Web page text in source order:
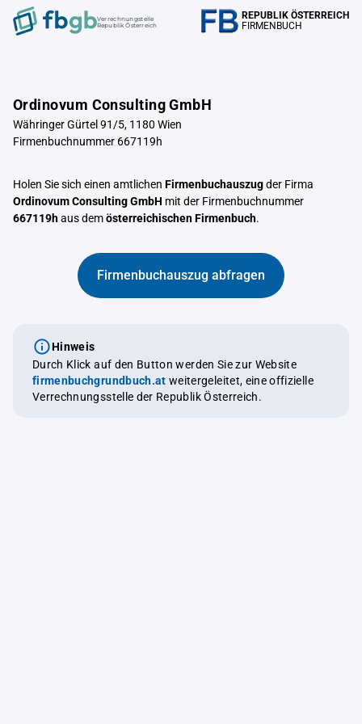
Verrechnungstelle
Republik Österreich
REPUBLIK ÖSTERREICH
FIRMENBUCH
Ordinovum Consulting GmbH
Währinger Gürtel 91/5, 1180 Wien
Firmenbuchnummer 667119h
Holen Sie sich einen amtlichen Firmenbuchauszugder Firma
Ordinovum Consulting GmbH mit der Firmenbuchnummer
667119haus demösterreichischen Firmenbuch.
Firmenbuchauszug abfragen
Hinweis
Durch Klick auf den Button werden Sie zur Website
firmenbuchgrundbuch.at weitergeleitet, eine offizielle
Verrechnungsstelle der Republik Österreich.